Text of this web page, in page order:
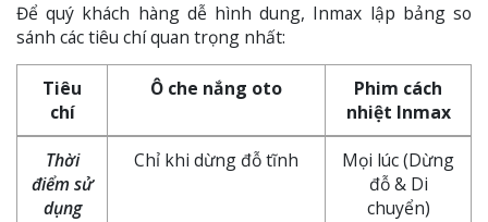
Để quý khách hàng dễ hình dung, Inmax lập bảng so
sánh các tiêu chí quan trọng nhất:
Tiêu
chí
Ô che nắng oto
Phim cách
nhiệt Inmax
Thời
điểm sử
dụng
Chỉ khi dừng đỗ tĩnh
Mọi lúc (Dừng
đỗ & Di
chuyển)